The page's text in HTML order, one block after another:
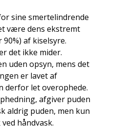
sine smertelindrende
være dens ekstremt
af kiselsyre.
det ikke mider.
uden opsyn, mens det
er lavet af
derfor let overophede.
afgiver puden
aldrig puden, men kun
håndvask.